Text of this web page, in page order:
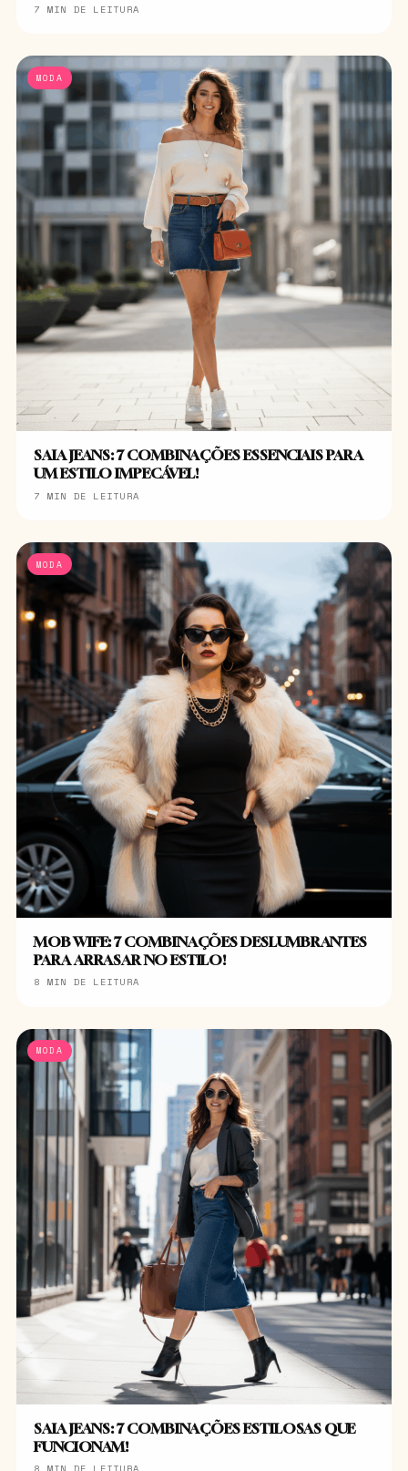
7 MIN DE LEITURA
MODA
SAIA JEANS: 7 COMBINAÇÕES ESSENCIAIS PARA
UM ESTILO IMPECÁVEL!
7 MIN DE LEITURA
MODA
MOB WIFE: 7 COMBINAÇÕES DESLUMBRANTES
PARA ARRASAR NO ESTILO!
8 MIN DE LEITURA
MODA
SAIA JEANS: 7 COMBINAÇÕES ESTILOSAS QUE
FUNCIONAM!